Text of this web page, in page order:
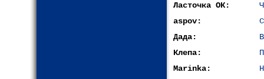
Ласточка ОК:
aspov:
Дада:
Клепа:
Marinka: